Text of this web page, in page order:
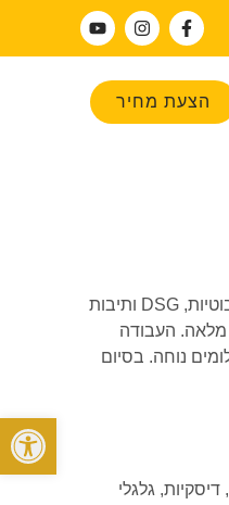
פתח
הצעת מחיר
שיפוץ גיר אבארט 595C (קבריולה) במכון גירים מוביל גירטרוניק. אנו מתמחים בשיפוץ והחלפת תיבות הילוכים לכל הדגמים ולכל סוגי התיבות – אוטומטיות, רציפות (CVT), רובוטיות, DSG ותיבות
מלאה. העבודה
נוחה. בסיום
גלגלי